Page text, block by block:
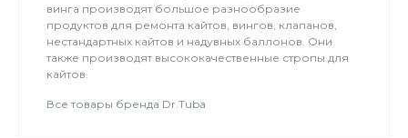
винга производят большое разнообразие
продуктов для ремонта кайтов, вингов, клапанов,
нестандартных кайтов и надувных баллонов. Они
также производят высококачественные стропы для
кайтов.
Все товары бренда Dr.Tuba